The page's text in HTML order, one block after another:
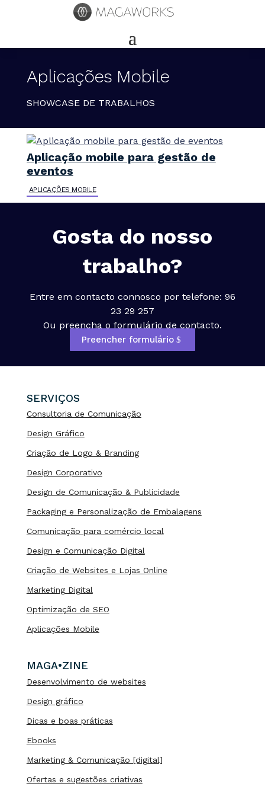
Aplicações Mobile
SHOWCASE DE TRABALHOS
Aplicação mobile para gestão de
eventos
APLICAÇÕES MOBILE
Gosta do nosso
trabalho?
Entre em contacto connosco por telefone: 96
23 29 257
Ou preencha o formulário de contacto.
Preencher formulário
SERVIÇOS
Consultoria de Comunicação
Design Gráfico
Criação de Logo & Branding
Design Corporativo
Design de Comunicação & Publicidade
Packaging e Personalização de Embalagens
Comunicação para comércio local
Design e Comunicação Digital
Criação de Websites e Lojas Online
Marketing Digital
Optimização de SEO
Aplicações Mobile
MAGA•ZINE
Desenvolvimento de websites
Design gráfico
Dicas e boas práticas
Ebooks
Marketing & Comunicação [digital]
Ofertas e sugestões criativas